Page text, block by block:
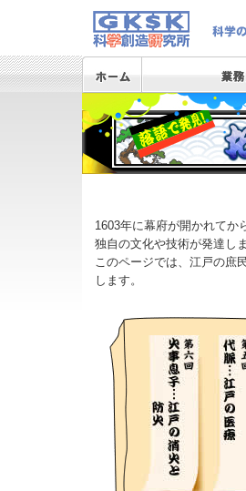
1603年に幕府が開かれてか
独自の文化や技術が発達しま
このページでは、江戸の庶
します。